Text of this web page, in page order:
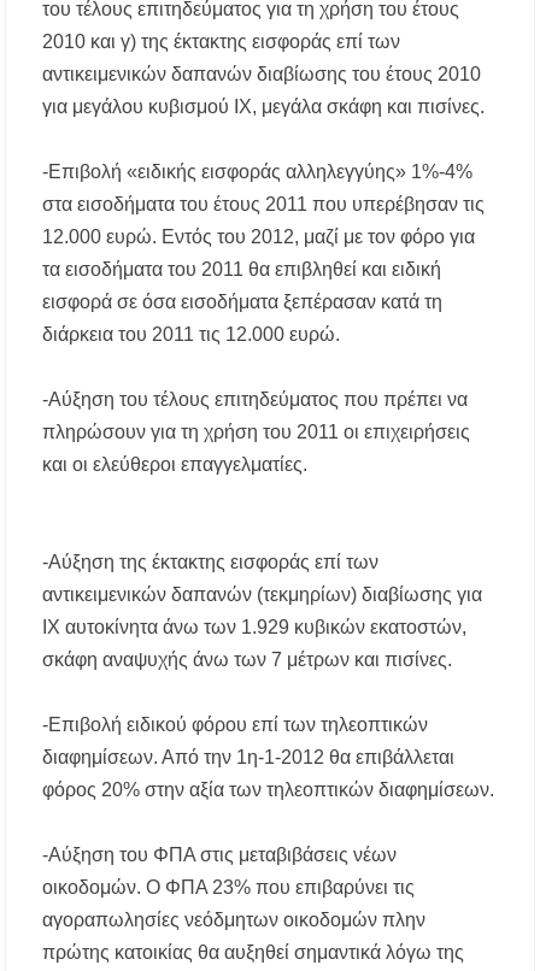
του τέλους επιτηδεύματος για τη χρήση του έτους
2010 και γ) της έκτακτης εισφοράς επί των
αντικειμενικών δαπανών διαβίωσης του έτους 2010
για μεγάλου κυβισμού ΙΧ, μεγάλα σκάφη και πισίνες.
-Επιβολή «ειδικής εισφοράς αλληλεγγύης» 1%-4%
στα εισοδήματα του έτους 2011 που υπερέβησαν τις
12.000 ευρώ. Εντός του 2012, μαζί με τον φόρο για
τα εισοδήματα του 2011 θα επιβληθεί και ειδική
εισφορά σε όσα εισοδήματα ξεπέρασαν κατά τη
διάρκεια του 2011 τις 12.000 ευρώ.
-Αύξηση του τέλους επιτηδεύματος που πρέπει να
πληρώσουν για τη χρήση του 2011 οι επιχειρήσεις
και οι ελεύθεροι επαγγελματίες.
-Αύξηση της έκτακτης εισφοράς επί των
αντικειμενικών δαπανών (τεκμηρίων) διαβίωσης για
ΙΧ αυτοκίνητα άνω των 1.929 κυβικών εκατοστών,
σκάφη αναψυχής άνω των 7 μέτρων και πισίνες.
-Επιβολή ειδικού φόρου επί των τηλεοπτικών
διαφημίσεων. Από την 1η-1-2012 θα επιβάλλεται
φόρος 20% στην αξία των τηλεοπτικών διαφημίσεων.
-Αύξηση του ΦΠΑ στις μεταβιβάσεις νέων
οικοδομών. Ο ΦΠΑ 23% που επιβαρύνει τις
αγοραπωλησίες νεόδμητων οικοδομών πλην
πρώτης κατοικίας θα αυξηθεί σημαντικά λόγω της